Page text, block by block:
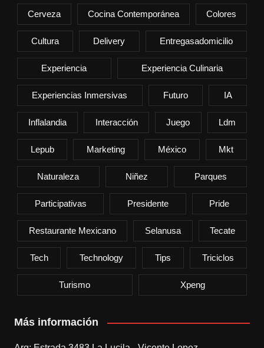
Cerveza Cocina Contemporánea Colores
Cultura Delivery Entregasadomicilio
Experiencia Experiencia Culinaria
Experiencias Inmersivas Futuro IA
Inflalandia Interacción Juego Ldm
Lepub Marketing México Mkt
Naturaleza Niñez Parques
Participativas Presidente Pride
Restaurante Mexicano Selanusa Tecate
Tech Technology Tips Triciclos
Turismo Xpeng
Más información